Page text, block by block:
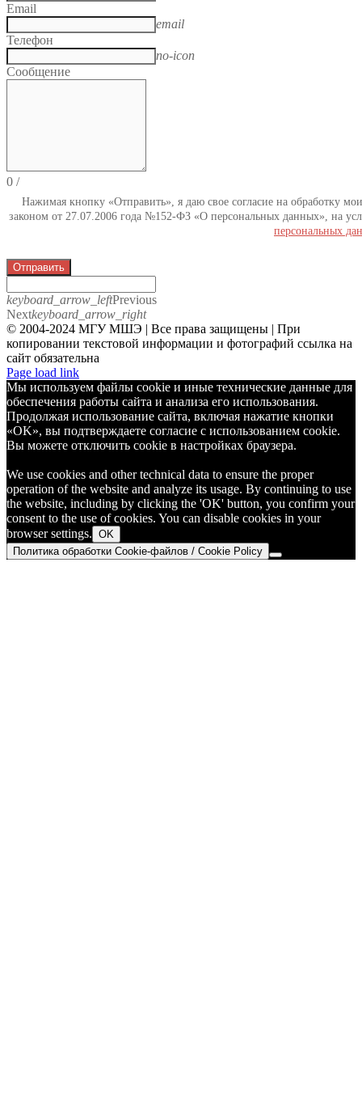
Email
email
Телефон
no-icon
Сообщение
0 /
Нажимая кнопку «Отправить», я даю свое согласие на обработку
законом от 27.07.2006 года №152-ФЗ «О персональных данных», на
персональных
Отправить
keyboard_arrow_leftPrevious
Nextkeyboard_arrow_right
© 2004-2024 МГУ МШЭ | Все права защищены | При
копировании текстовой информации и фотографий ссылка на
сайт обязательна
Telegram
Page load link
Мы используем файлы cookie и иные технические данные для
обеспечения работы сайта и анализа его использования.
Продолжая использование сайта, включая нажатие кнопки
«OK», вы подтверждаете согласие с использованием cookie.
Вы можете отключить cookie в настройках браузера.
We use cookies and other technical data to ensure the proper
operation of the website and analyze its usage. By continuing to use
the website, including by clicking the 'OK' button, you confirm your
consent to the use of cookies. You can disable cookies in your
browser settings. OK
Политика обработки Cookie-файлов / Cookie Policy